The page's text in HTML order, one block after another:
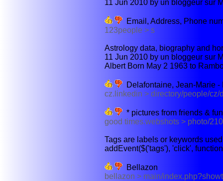
11 Jun 2010 by un bloggeur sur
Email, Address, Phone
123people > s
Astrology data, biography and
11 Jun 2010 by un bloggeur sur
Albert Born May 2 1963 to
Delafontaine, Jean-Marie -
cz.linkedin > directory/people/cz/
* pictures from friends &
good times.webshots > photo/
Tags are labels or keywords
addEvent($('tags'), 'click',
Bellazon
bellazon > main/